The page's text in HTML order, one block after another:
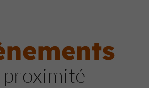
proximité